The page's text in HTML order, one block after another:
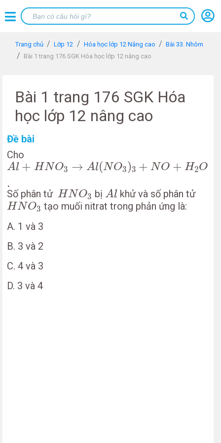
Trang chủ Lớp 12 Hóa học lớp 12 Nâng cao
Bài 33. Nhôm
Bài 1 trang 176 SGK Hóa học lớp 12 nâng cao
Bài 1 trang 176 SGK Hóa
học lớp 12 nâng cao
Đề bài
Cho
Al + HNO3 → Al(NO3 )3 + NO + H2O
.
Al+H NO3→ ( NO3)3+NO + H2O.
Số phân tử HNO3
HNO3 bị Al
Alkhử và số phân tử
HNO3
HNO3 tạo muối nitrat trong phản ứng là:
A. 1 và 3
B. 3 và 2
C. 4 và 3
D. 3 và 4